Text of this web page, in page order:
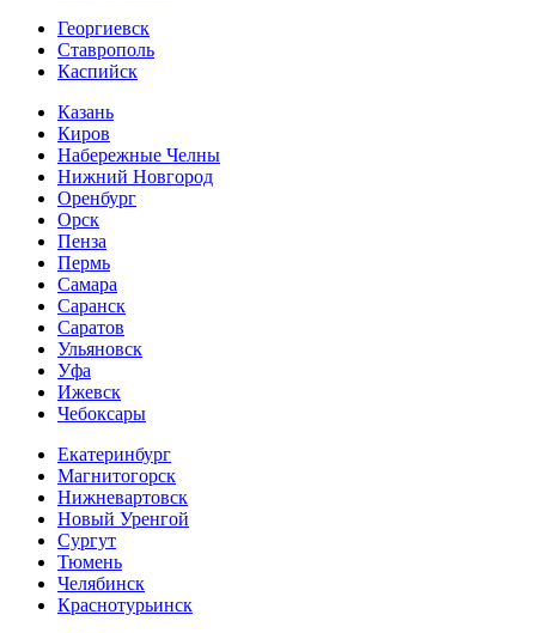
Георгиевск
Ставрополь
Каспийск
Казань
Киров
Набережные Челны
Нижний Новгород
Оренбург
Орск
Пенза
Пермь
Самара
Саранск
Саратов
Ульяновск
Уфа
Ижевск
Чебоксары
Екатеринбург
Магнитогорск
Нижневартовск
Новый Уренгой
Сургут
Тюмень
Челябинск
Краснотурьинск